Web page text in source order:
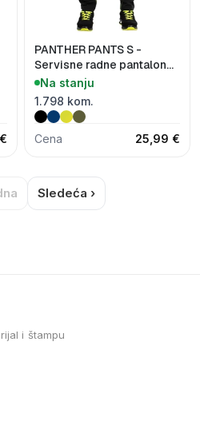
PANTHER PANTS S -
Servisne radne pantalone
sa elastinom
Na stanju
1.798 kom.
Cena 25,99 €
Sledeća ›
i štampu